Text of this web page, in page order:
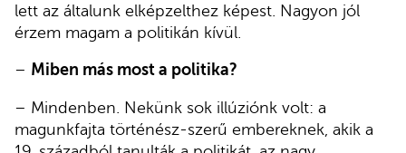
lett az általunk elképzelthez képest. Nagyon jól
érzem magam a politikán kívül.
– Miben más most a politika?
– Mindenben. Nekünk sok illúziónk volt: a
magunkfajta történész-szerű embereknek, akik a